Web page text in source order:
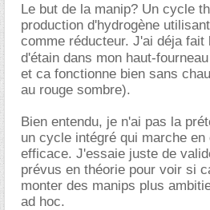
Le but de la manip? Un cycle
production d'hydrogène
comme réducteur. J'ai déja fait
d'étain dans mon haut-
et ca fonctionne bien sans
au rouge sombre).
Bien entendu, je n'ai pas la
un cycle intégré qui marche en
efficace. J'essaie juste de
prévus en théorie pour voir si
monter des manips plus
ad hoc.